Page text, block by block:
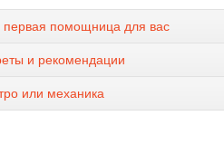
первая помощница для вас
и рекомендации
или механика